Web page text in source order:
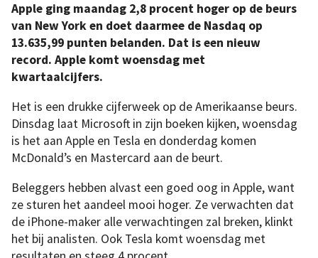
Apple ging maandag 2,8 procent hoger op de beurs
van New York en doet daarmee de Nasdaq op
13.635,99 punten belanden. Dat is een nieuw
record. Apple komt woensdag met
kwartaalcijfers.
Het is een drukke cijferweek op de Amerikaanse beurs.
Dinsdag laat Microsoft in zijn boeken kijken, woensdag
is het aan Apple en Tesla en donderdag komen
McDonald’s en Mastercard aan de beurt.
Beleggers hebben alvast een goed oog in Apple, want
ze sturen het aandeel mooi hoger. Ze verwachten dat
de iPhone-maker alle verwachtingen zal breken, klinkt
het bij analisten. Ook Tesla komt woensdag met